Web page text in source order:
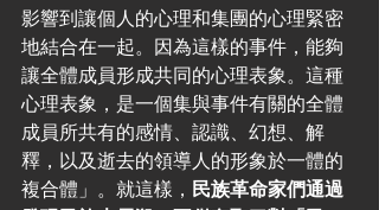
影響到讓個人的心理和集團的心理緊密
地結合在一起。因為這樣的事件，能夠
讓全體成員形成共同的心理表象。這種
心理表象，是一個集與事件有關的全體
成員所共有的感情、認識、幻想、解
釋，以及逝去的領導人的形象於一體的
複合體」。就這樣， 民族革命家們通過